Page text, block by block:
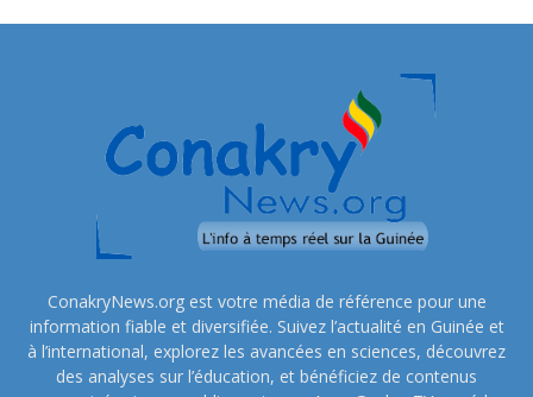
ConakryNews.org est votre média de référence pour une
information fiable et diversifiée. Suivez l’actualité en Guinée et
à l’international, explorez les avancées en sciences, découvrez
des analyses sur l’éducation, et bénéficiez de contenus